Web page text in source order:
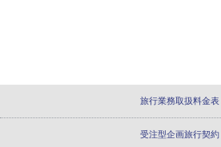
旅行業務取扱料金表
受注型企画旅行契約